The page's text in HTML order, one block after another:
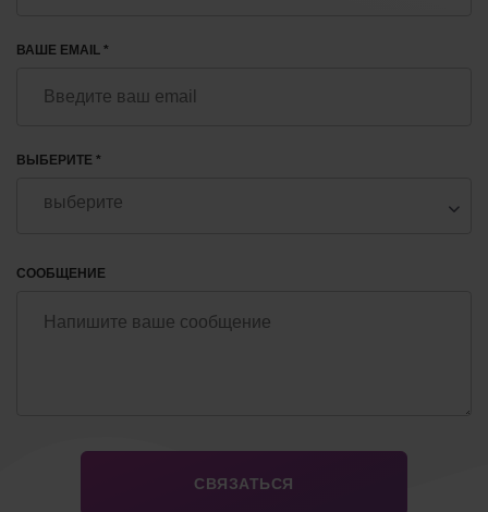
ВАШЕ EMAIL *
ВЫБЕРИТЕ *
СООБЩЕНИЕ